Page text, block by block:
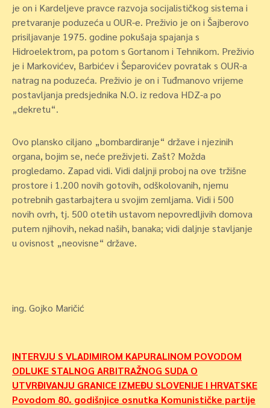
je on i Kardeljeve pravce razvoja socijalističkog sistema i
pretvaranje poduzeća u OUR-e. Preživio je on i Šajberovo
prisiljavanje 1975. godine pokušaja spajanja s
Hidroelektrom, pa potom s Gortanom i Tehnikom. Preživio
je i Markovićev, Barbićev i Šeparovićev povratak s OUR-a
natrag na poduzeća. Preživio je on i Tuđmanovo vrijeme
postavljanja predsjednika N.O. iz redova HDZ-a po
„dekretu“.
Ovo plansko ciljano „bombardiranje“ države i njezinih
organa, bojim se, neće preživjeti. Zašt? Možda
progledamo. Zapad vidi. Vidi daljnji proboj na ove tržišne
prostore i 1.200 novih gotovih, odškolovanih, njemu
potrebnih gastarbajtera u svojim zemljama. Vidi i 500
novih ovrh, tj. 500 otetih ustavom nepovredljivih domova
putem njihovih, nekad naših, banaka; vidi daljnje stavljanje
u ovisnost „neovisne“ države.
ing. Gojko Maričić
Navigacija
objava
INTERVJU S VLADIMIROM KAPURALINOM POVODOM
ODLUKE STALNOG ARBITRAŽNOG SUDA O
UTVRĐIVANJU GRANICE IZMEĐU SLOVENIJE I HRVATSKE
Povodom 80. godišnjice osnutka Komunističke partije